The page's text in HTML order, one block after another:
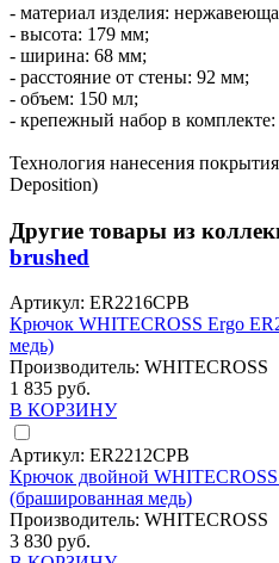
- материал изделия:
- высота: 179 мм;
- ширина: 68 мм;
- расстояние от стены: 92 мм;
- объем: 150 мл;
- крепежный набор в комплекте:
Технология нанесения
Deposition)
Другие товары из
brushed
Артикул: ER2216CPB
Крючок WHITECROSS Ergo
медь)
Производитель: WHITECROSS
1 835 руб.
В КОРЗИНУ
Артикул: ER2212CPB
Крючок двойной
(брашированная медь)
Производитель: WHITECROSS
3 830 руб.